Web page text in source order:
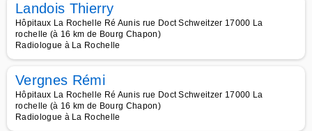
Landois Thierry
Hôpitaux La Rochelle Ré Aunis rue Doct Schweitzer 17000 La
rochelle (à 16 km de Bourg Chapon)
Radiologue à La Rochelle
Vergnes Rémi
Hôpitaux La Rochelle Ré Aunis rue Doct Schweitzer 17000 La
rochelle (à 16 km de Bourg Chapon)
Radiologue à La Rochelle